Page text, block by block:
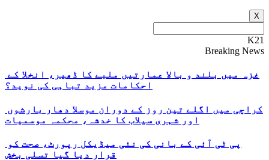
X
K21
Breaking News
غزہ میں بلند و بالا عمارتیں ملبے کا ڈھیر، انخلا کے
احکامات مزید تباہی کی نوید؟
کراچی میں اگلے تین روز کے دوران موسلا دھار بارشوں
اور شہری سیلاب کا خدشہ، محکمہ موسمیات
پی ٹی آئی کے بانی کی نئی میڈیکل رپورٹ، صحت کو
قرار دیا گیا تسلی بخش